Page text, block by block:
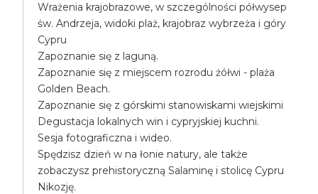
Wrażenia krajobrazowe, w szczególności półwysep
św. Andrzeja, widoki plaż, krajobraz wybrzeża i góry
Cypru
Zapoznanie się z laguną.
Zapoznanie się z miejscem rozrodu żółwi - plaża
Golden Beach.
Zapoznanie się z górskimi stanowiskami wiejskimi
Degustacja lokalnych win i cypryjskiej kuchni.
Sesja fotograficzna i wideo.
Spędzisz dzień w na łonie natury, ale także
zobaczysz prehistoryczną Salaminę i stolicę Cypru
Nikozję.